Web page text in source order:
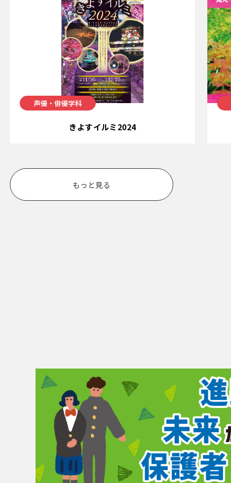
声優・俳優学科
きよすイルミ2024
もっと見る